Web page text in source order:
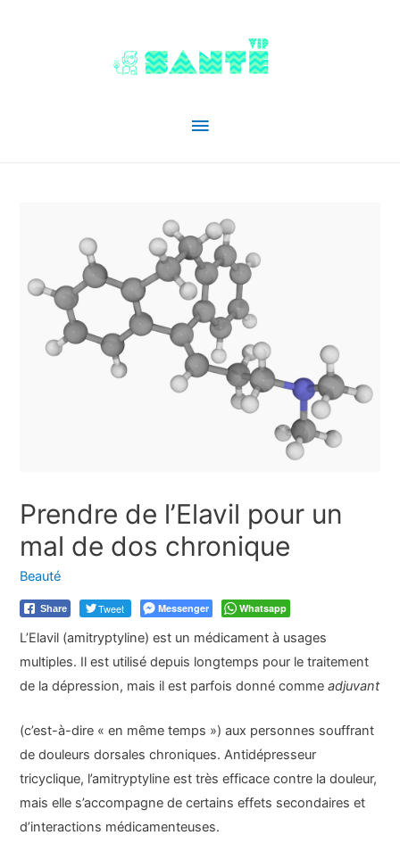
Menu
Prendre de l’Elavil pour un
mal de dos chronique
Beauté
Share Tweet Messenger Whatsapp
L’Elavil (amitryptyline) est un médicament à usages
multiples. Il est utilisé depuis longtemps pour le traitement
de la dépression, mais il est parfois donné commeadjuvant
(c’est-à-dire « en même temps ») aux personnes souffrant
de douleurs dorsales chroniques. Antidépresseur
tricyclique, l’amitryptyline est très efficace contre la douleur,
mais elle s’accompagne de certains effets secondaires et
d’interactions médicamenteuses.